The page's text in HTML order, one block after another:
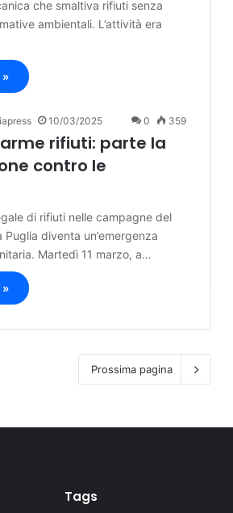
che smaltiva rifiuti senza
ambientali. L’attività era
»
10/03/2025 0 359
rifiuti: parte la
contro le
di rifiuti nelle campagne del
Puglia diventa un’emergenza
Martedì 11 marzo, a…
»
Prossima pagina
Tags